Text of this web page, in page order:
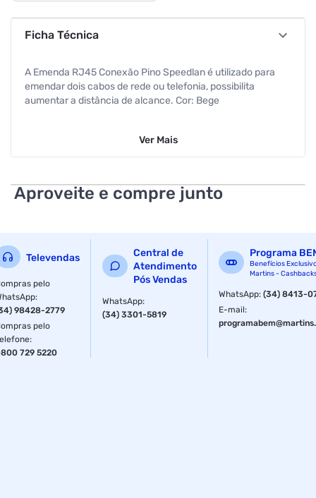
Ficha Técnica
A Emenda RJ45 Conexão Pino Speedlan é utilizado para
emendar dois cabos de rede ou telefonia, possibilita
aumentar a distância de alcance. Cor: Bege
Comprimento do conector: 3,5 centímetros
Altura do conector: 1,5 centímetro
Material constitutivo: Plásticos e metais
Quantidade: 5 peças
Especificações
Modelo
Ver Mais
Aproveite e compre junto
Televendas
pelo
:
98428-2779
pelo
:
729 5220
Central de
Atendimento
Pós Vendas
WhatsApp:
(34) 3301-5819
Programa
Benefícios
Martins -
WhatsApp:(34) 8413-
E-mail: